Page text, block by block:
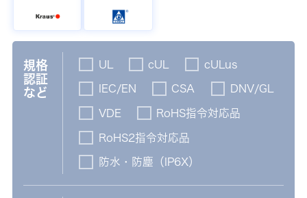
規格
認証
など
UL cUL cULus
IEC/EN CSA DNV/GL
VDE RoHS指令対応品
RoHS2指令対応品
防水・防塵（IP6X）